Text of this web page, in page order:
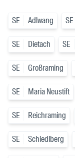
SE Adlwang SE
SE Dietach SE
SE Großraming
SE Maria Neustift
SE Reichraming
SE Schiedlberg